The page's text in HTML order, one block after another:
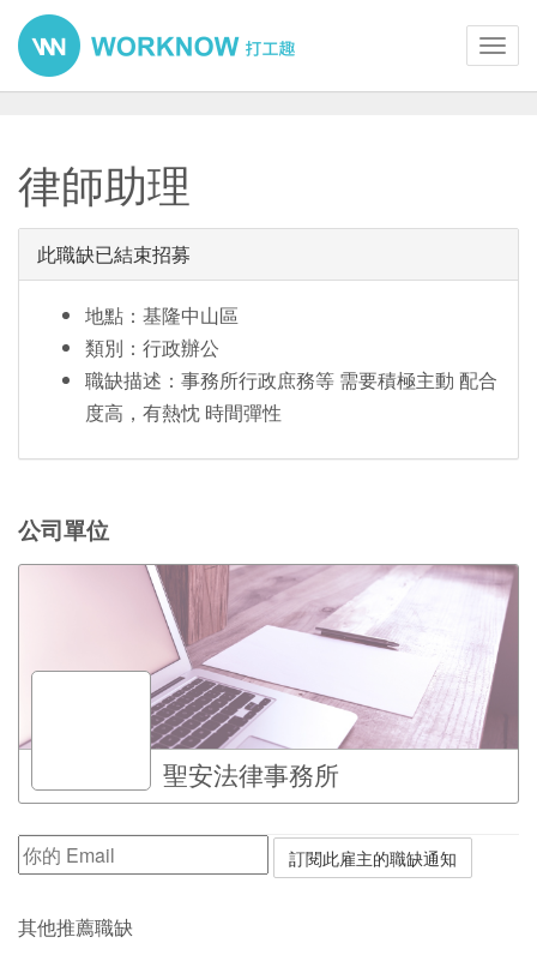
律師助理
此職缺已結束招募
地點：基隆中山區
類別：行政辦公
職缺描述：事務所行政庶務等 需要積極主動 配合
度高，有熱忱 時間彈性
公司單位
聖安法律事務所
其他推薦職缺